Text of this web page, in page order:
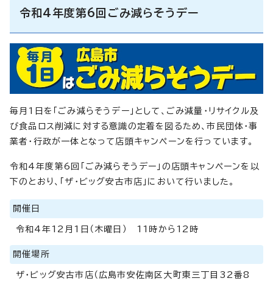
令和4年度第6回ごみ減らそうデー
毎月1日を「ごみ減らそうデー」として、ごみ減量・リサイクル及
び食品ロス削減に対する意識の定着を図るため、市民団体・事
業者・行政が一体となって店頭キャンペーンを行っています。
令和4年度第6回「ごみ減らそうデー」の店頭キャンペーンを以
下のとおり、「ザ・ビッグ安古市店」において行いました。
開催日
令和4年12月1日（木曜日） 11時から12時
開催場所
ザ・ビッグ安古市店（広島市安佐南区大町東三丁目32番8